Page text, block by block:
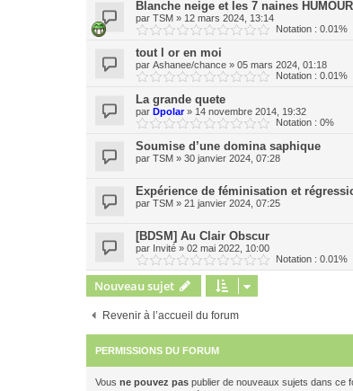
Blanche neige et les 7 naines
par TSM » 12 mars 2024, 13:14
Notation : 0.01%
tout l or en moi
par Ashanee/chance » 05 mars 2024, 01:18
Notation : 0.01%
La grande quete
par Dpolar» 14 novembre 2014, 19:32
Notation : 0%
Soumise d’une domina saphique
par TSM » 30 janvier 2024, 07:28
Expérience de féminisation et
par TSM » 21 janvier 2024, 07:25
[BDSM] Au Clair Obscur
par Invité » 02 mai 2022, 10:00
Notation : 0.01%
Nouveau sujet
Revenir à l’accueil du forum
PERMISSIONS DU FORUM
Vous ne pouvez pas publier de nouveaux sujets dans ce